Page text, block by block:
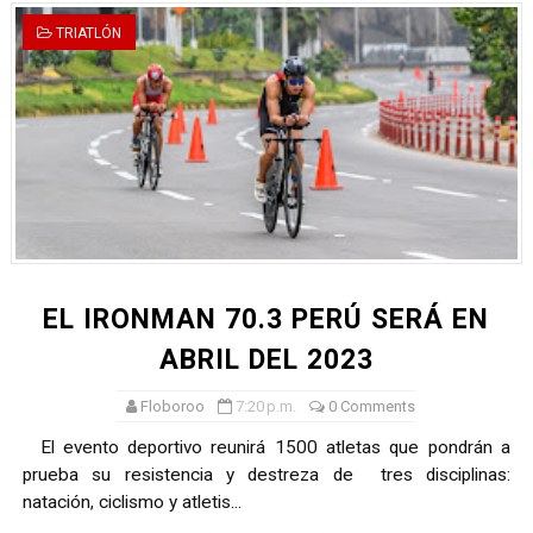
TRIATLÓN
EL IRONMAN 70.3 PERÚ SERÁ EN
ABRIL DEL 2023
Floboroo 7:20 p.m. 0 Comments
El evento deportivo reunirá 1500 atletas que pondrán a
prueba su resistencia y destreza de tres disciplinas:
natación, ciclismo y atletis...